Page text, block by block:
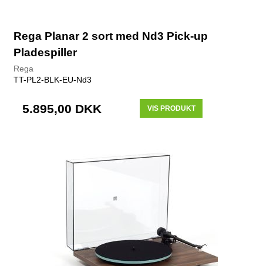
Rega Planar 2 sort med Nd3 Pick-up
Pladespiller
Rega
TT-PL2-BLK-EU-Nd3
5.895,00 DKK VIS PRODUKT